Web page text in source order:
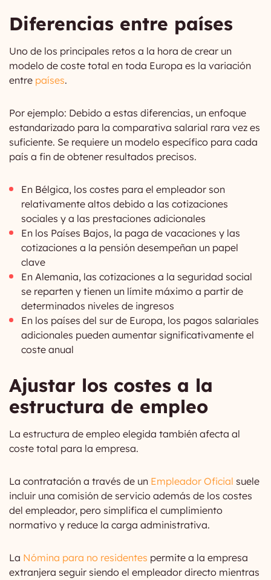
Diferencias entre países
Uno de los principales retos a la hora de crear un
modelo de coste total en toda Europa es la variación
entre países.
Por ejemplo: Debido a estas diferencias, un enfoque
estandarizado para la comparativa salarial rara vez es
suficiente. Se requiere un modelo específico para cada
país a fin de obtener resultados precisos.
En Bélgica, los costes para el empleador son
relativamente altos debido a las cotizaciones
sociales y a las prestaciones adicionales
En los Países Bajos, la paga de vacaciones y las
cotizaciones a la pensión desempeñan un papel
clave
En Alemania, las cotizaciones a la seguridad social
se reparten y tienen un límite máximo a partir de
determinados niveles de ingresos
En los países del sur de Europa, los pagos salariales
adicionales pueden aumentar significativamente el
coste anual
Ajustar los costes a la
estructura de empleo
La estructura de empleo elegida también afecta al
coste total para la empresa.
La contratación a través de un Empleador Oficial suele
incluir una comisión de servicio además de los costes
del empleador, pero simplifica el cumplimiento
normativo y reduce la carga administrativa.
La Nómina para no residentes permite a la empresa
extranjera seguir siendo el empleador directo mientras